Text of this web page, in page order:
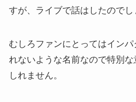
すが、ライブで話はしたのでし
むしろファンにとってはイン
れないような名前なので特別
しれません。